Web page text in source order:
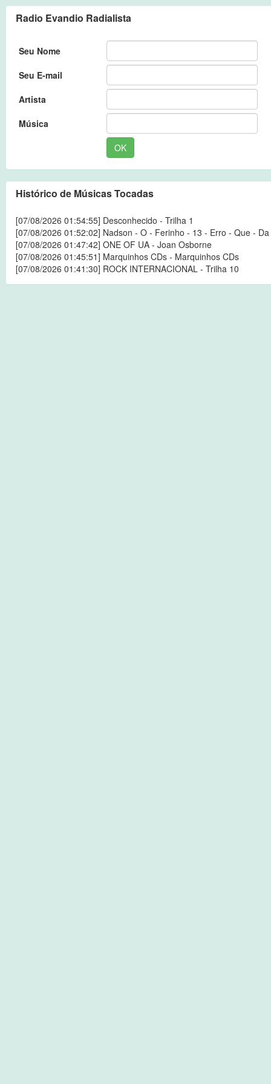
Radio Evandio Radialista
Seu Nome
Seu E-mail
Artista
Música
OK
Histórico de Músicas Tocadas
[07/08/2026 01:54:55] Desconhecido - Trilha 1
[07/08/2026 01:52:02] Nadson - O - Ferinho - 13 - Erro - Que -
[07/08/2026 01:47:42] ONE OF UA - Joan Osborne
[07/08/2026 01:45:51] Marquinhos CDs - Marquinhos CDs
[07/08/2026 01:41:30] ROCK INTERNACIONAL - Trilha 10